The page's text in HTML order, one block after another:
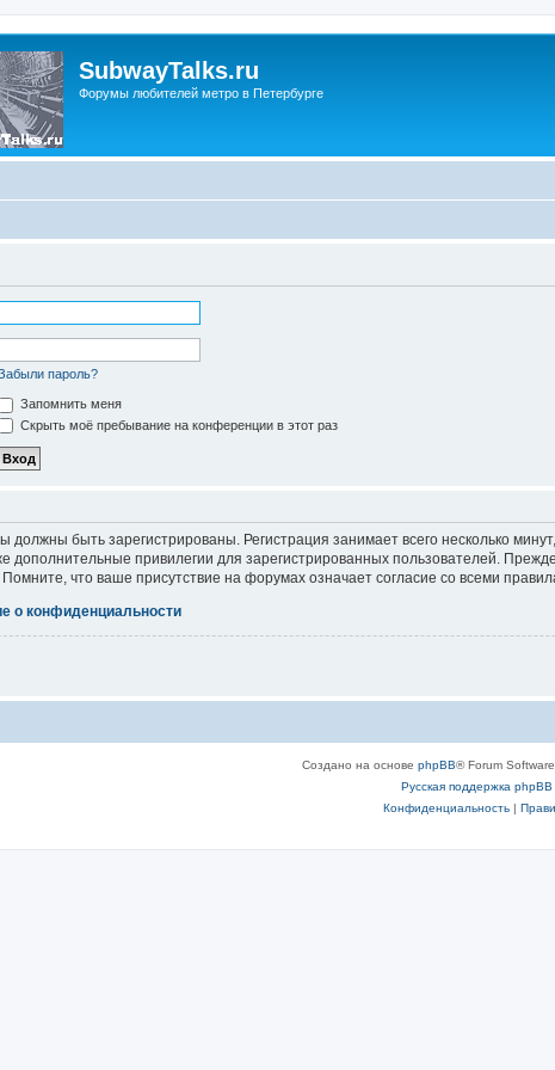
SubwayTalks.ru
Форумы любителей метро в Петербурге
пароль?
Запомнить меня
Скрыть моё пребывание на конференции в этот раз
должны быть зарегистрированы. Регистрация занимает всего несколько
дополнительные привилегии для зарегистрированных пользователей.
что ваше присутствие на форумах означает согласие со всеми
о конфиденциальности
Создано на основе phpBB® Forum
Русская поддержка phpBB
Конфиденциальность|